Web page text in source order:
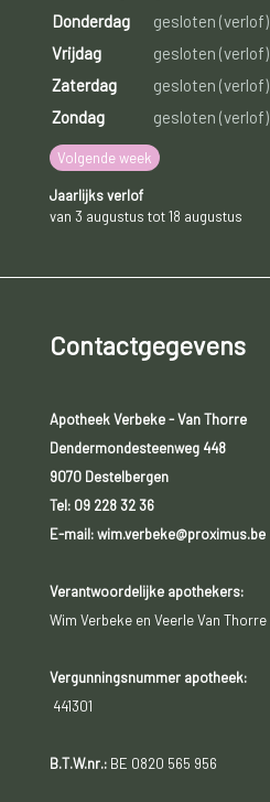
Donderdag
gesloten (verlof)
Vrijdag
gesloten (verlof)
Zaterdag
gesloten (verlof)
Zondag
gesloten (verlof)
Volgende week
Jaarlijks verlof
van 3 augustus tot 18 augustus
Contactgegevens
Apotheek Verbeke - Van Thorre
Dendermondesteenweg 448
9070 Destelbergen
Tel: 09 228 32 36
E-mail: wim.verbeke@proximus.be
Verantwoordelijke apothekers:
Wim Verbeke en Veerle Van Thorre
Vergunningsnummer apotheek:
441301
B.T.W.nr.:BE 0820 565 956